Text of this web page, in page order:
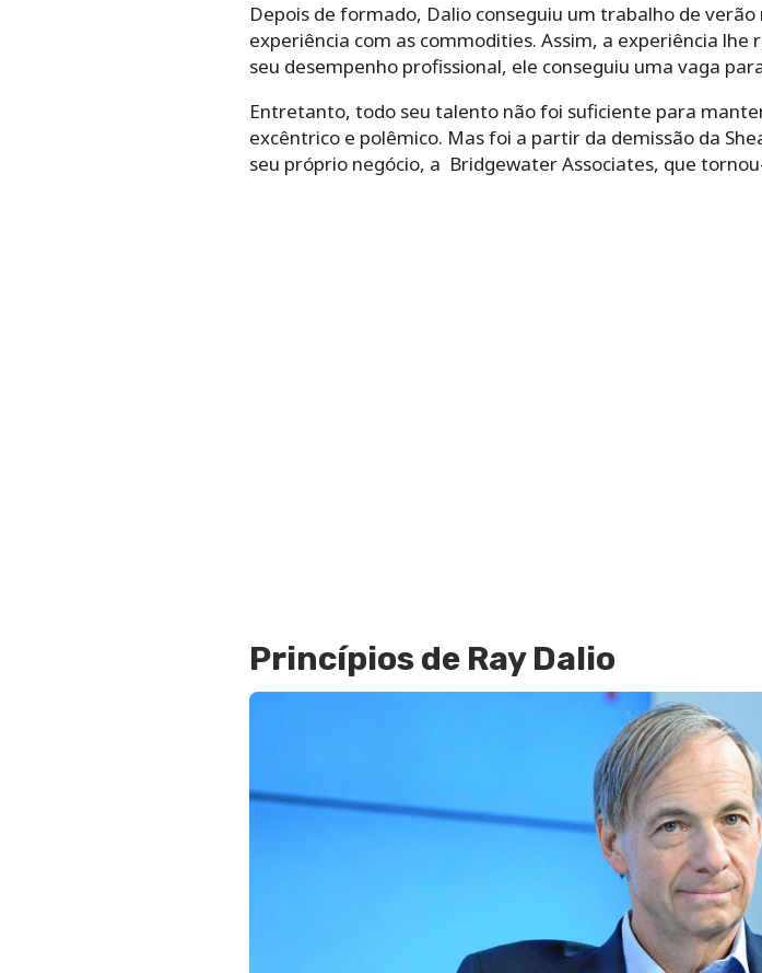
Depois de formado, Dalio conseguiu um trabalho de
experiência com as commodities. Assim, a experiência
seu desempenho profissional, ele conseguiu uma vaga
Entretanto, todo seu talento não foi suficiente para
excêntrico e polêmico. Mas foi a partir da demissão da
seu próprio negócio, a Bridgewater Associates, que
Princípios de Ray Dalio